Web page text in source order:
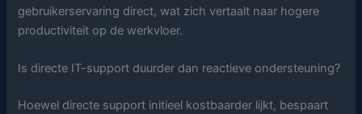
gebruikerservaring direct, wat zich vertaalt naar hogere
productiviteit op de werkvloer.
Is directe IT-support duurder dan reactieve ondersteuning?
Hoewel directe support initieel kostbaarder lijkt, bespaart